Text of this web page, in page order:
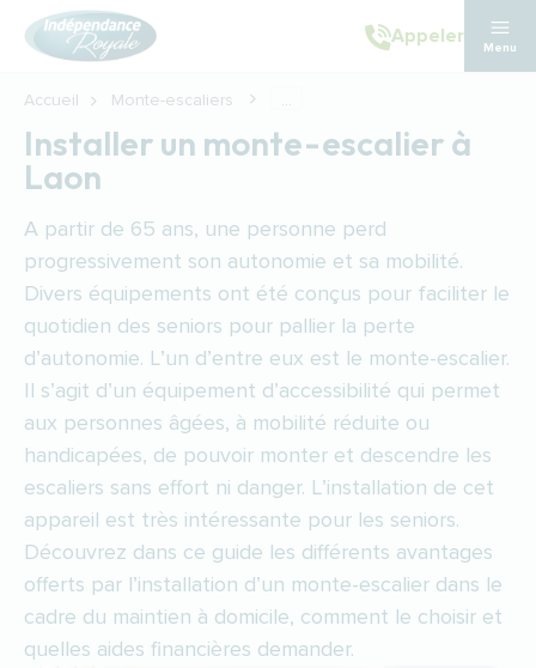
Aller au contenu principal
Appeler
Menu
Accueil Monte-escaliers ...
Installer un monte-escalier à
Laon
A partir de 65 ans, une personne perd
progressivement son autonomie et sa mobilité.
Divers équipements ont été conçus pour faciliter le
quotidien des seniors pour pallier la perte
d’autonomie. L’un d’entre eux est le monte-escalier.
Il s’agit d’un équipement d’accessibilité qui permet
aux personnes âgées, à mobilité réduite ou
handicapées, de pouvoir monter et descendre les
escaliers sans effort ni danger. L’installation de cet
appareil est très intéressante pour les seniors.
Découvrez dans ce guide les différents avantages
offerts par l’installation d’un monte-escalier dans le
cadre du maintien à domicile, comment le choisir et
quelles aides financières demander.